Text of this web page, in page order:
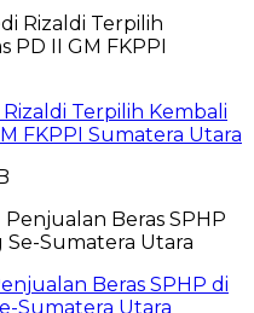
Terpilih Kembali
FKPPI Sumatera Utara
Beras SPHP di
Sumatera Utara